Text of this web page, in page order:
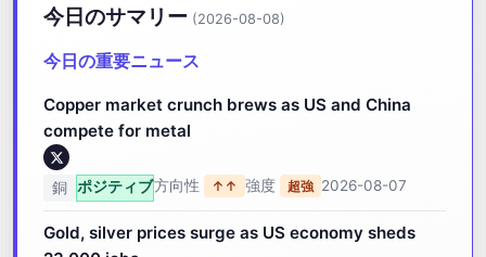
今日のサマリー (2026-08-08)
今日の重要ニュース
Copper market crunch brews as US and China
compete for metal
銅 ポジティブ方向性 ↑↑ 強度 超強 2026-08-07
Gold, silver prices surge as US economy sheds